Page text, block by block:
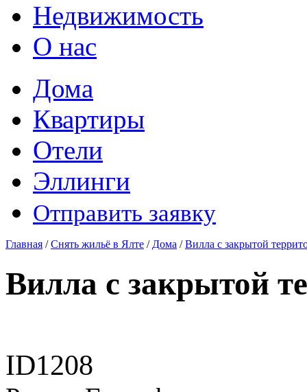
Недвижимость
О нас
Дома
Квартиры
Отели
Эллинги
Отправить заявку
Главная /Снять жильё в Ялте / Дома /Вилла с закрытой
Вилла с закрытой
ID1208